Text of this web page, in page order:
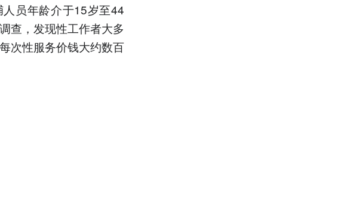
员年龄介于15岁至44
查，发现性工作者大多
次性服务价钱大约数百